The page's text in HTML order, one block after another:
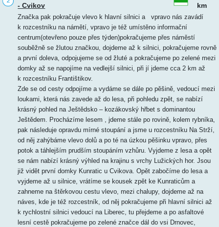
- Cvikov
km
Značka pak pokračuje vlevo k hlavní silnici a vpravo nás zavádí
k rozcestníku na námětí, vpravo je též umístěno informační
centrum(otevřeno pouze přes týden)pokračujeme přes náměstí
souběžně se žlutou značkou, dojdeme až k silnici, pokračujeme rovně
a první doleva, odpojujeme se od žluté a pokračujeme po zelené mezi
domky až se napojíme na vedlejší silnici, při jí jdeme cca 2 km až
k rozcestníku Františtikov.
Zde se od cesty odpojíme a vydáme se dále po pěšině, vedoucí mezi
loukami, která nás zavede až do lesa, při pohledu zpět, se nabízí
krásný pohled na Ještědsko – kozákovský hřbet s dominantou
Ještědem. Procházíme lesem , jdeme stále po rovině, kolem rybníka,
pak následuje opravdu mírné stoupání a jsme u rozcestníku Na Strží,
od něj zahýbáme vlevo dolů a po té na úzkou pěšinku vpravo, přes
potok a táhlejším prudším stoupáním vzhůru. Vyjdeme z lesa a opět
se nám nabízí krásný výhled na krajinu s vrchy Lužických hor. Jsou
již vidět první domky Kunratic u Cvikova. Opět zabočíme do lesa a
vyjdeme až u silnice, vrátíme se kousek zpět ke Kunraticům a
zahneme na štěrkovou cestu vlevo, mezi chalupy, dojdeme až na
náves, kde je též rozcestník, od něj pokračujeme při hlavní silnici až
k rychlostní silnici vedoucí na Liberec, tu přejdeme a po asfaltové
lesní cestě pokračujeme po zelené značce dál do vsi Drnovec,